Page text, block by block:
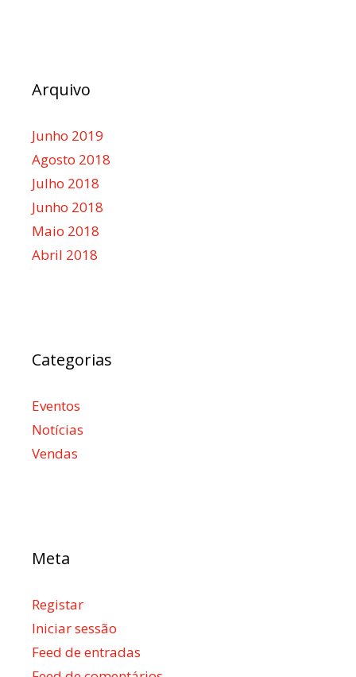
Arquivo
Junho 2019
Agosto 2018
Julho 2018
Junho 2018
Maio 2018
Abril 2018
Categorias
Eventos
Notícias
Vendas
Meta
Registar
Iniciar sessão
Feed de entradas